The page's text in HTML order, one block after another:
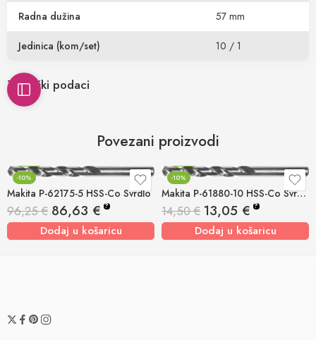
Tehnički podaci
Radna dužina 57 mm
Jedinica (kom/set) 10 / 1
Povezani proizvodi
-10%
Makita P-62175-5 HSS-Co Svrdlo
96,25€ 86,63 € ?
Dodaj u košaricu
-10%
Makita P-61880-10 HSS-Co Svrdlo
14,50€ 13,05 € ?
Dodaj u košaricu